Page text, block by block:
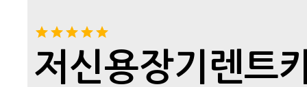
저신용장기렌트